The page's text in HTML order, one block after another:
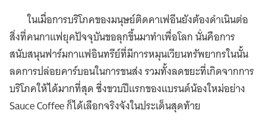
ในเมื่อการบริโภคของมนุษย์ติดคาเฟอีนยังต้องดำเนินต่อ
สิ่งที่คนกาแฟยุคปัจจุบันขอลุกขึ้นมาทำเพื่อโลก นั่นคือการ
สนับสนุนฟาร์มกาแฟอินทรีย์ที่มีการหมุนเวียนทรัพยากรในนั้น
ลดการปล่อยคาร์บอนในการขนส่ง รวมทั้งลดขยะที่เกิดจากการ
บริโภคให้ได้มากที่สุด ซึ่งขวบปีแรกของแบรนด์น้องใหม่อย่าง
Sauce Coffee ก็ได้เลือกจริงจังในประเด็นสุดท้าย